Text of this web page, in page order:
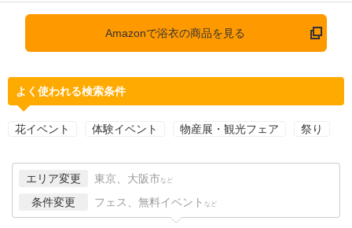
Amazonで浴衣の商品を見る
よく使われる検索条件
花イベント 体験イベント 物産展・観光フェア 祭り
エリア変更 東京、大阪市 など
条件変更 フェス、無料イベント など